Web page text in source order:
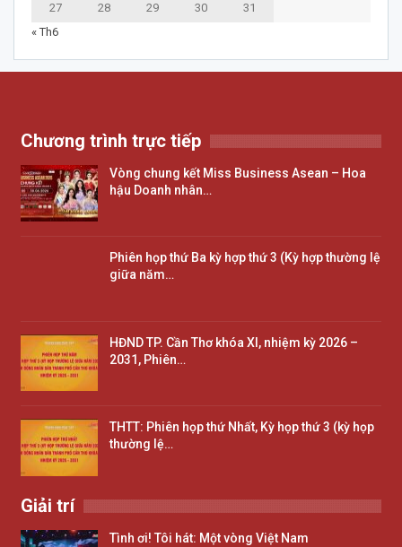
27 28 29 30
31
« Th6
Chương trình trực tiếp
Vòng chung kết Miss Business Asean – Hoa
hậu Doanh nhân…
Phiên họp thứ Ba kỳ hợp thứ 3 (Kỳ hợp thường lệ
giữa năm…
HĐND TP. Cần Thơ khóa XI, nhiệm kỳ 2026 –
2031, Phiên…
THTT: Phiên họp thứ Nhất, Kỳ họp thứ 3 (kỳ họp
thường lệ…
Giải trí
Tình ơi! Tôi hát: Một vòng Việt Nam